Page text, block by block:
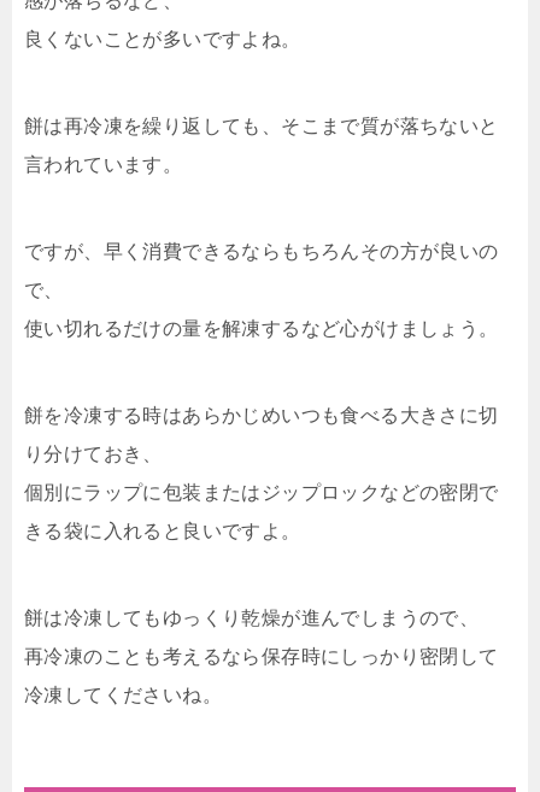
良くないことが多いですよね。
餅は再冷凍を繰り返しても、そこまで質が落ちないと
言われています。
ですが、早く消費できるならもちろんその方が良いの
で、
使い切れるだけの量を解凍するなど心がけましょう。
餅を冷凍する時はあらかじめいつも食べる大きさに切
り分けておき、
個別にラップに包装またはジップロックなどの密閉で
きる袋に入れると良いですよ。
餅は冷凍してもゆっくり乾燥が進んでしまうので、
再冷凍のことも考えるなら保存時にしっかり密閉して
冷凍してくださいね。